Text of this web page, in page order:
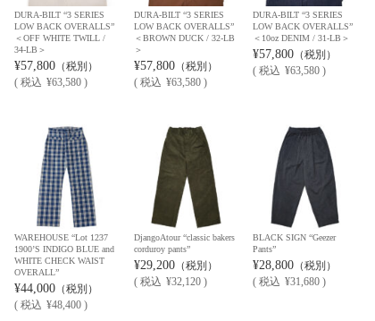
DURA-BILT “3 SERIES
LOW BACK OVERALLS”
＜OFF WHITE TWILL /
34-LB＞
¥57,800 （税別）
(税込 ¥63,580 )
DURA-BILT “3 SERIES
LOW BACK OVERALLS”
＜BROWN DUCK / 32-LB
＞
¥57,800（税別）
( 税込 ¥63,580 )
DURA-BILT “3 SERIES
LOW BACK OVERALLS”
＜10oz DENIM / 31-LB＞
¥57,800（税別）
( 税込 ¥63,580 )
WAREHOUSE “Lot 1237
1900’S INDIGO BLUE and
WHITE CHECK WAIST
OVERALL”
¥44,000 （税別）
(税込 ¥48,400 )
DjangoAtour “classic bakers
corduroy pants”
¥29,200（税別）
( 税込 ¥32,120 )
BLACK SIGN “Geezer
Pants”
¥28,800（税別）
( 税込 ¥31,680 )